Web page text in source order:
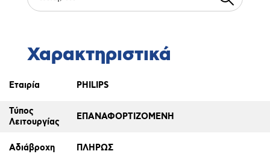
Χαρακτηριστικά
Εταιρία PHILIPS
Τύπος
Λειτουργίας
ΕΠΑΝΑΦΟΡΤΙΖΟΜΕΝΗ
Αδιάβροχη ΠΛΗΡΩΣ